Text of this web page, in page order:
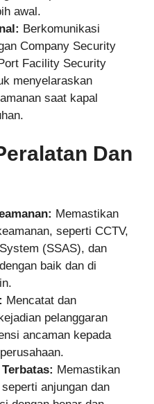
awal.
Berkomunikasi
Company Security
Facility Security
menyelaraskan
saat kapal
Dan
Memastikan
seperti CCTV,
(SSAS), dan
baik dan di
Mencatat dan
pelanggaran
ancaman kepada
Memastikan
anjungan dan